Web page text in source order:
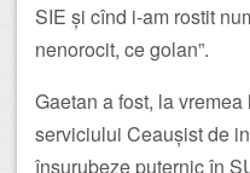
SIE și cînd i-am rostit
nenorocit, ce golan”.
Gaetan a fost, la
serviciului Ceaușist de
înșurubeze puternic în